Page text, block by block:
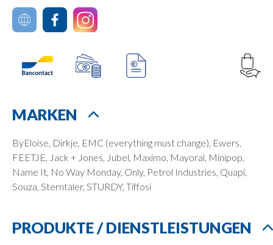
MARKEN
ByEloise, Dirkje, EMC (everything must change), Ewers,
FEETJE, Jack + Jones, Jubel, Maximo, Mayoral, Minipop,
Name It, No Way Monday, Only, Petrol Industries, Quapi,
Souza, Sterntaler, STURDY, Tiffosi
PRODUKTE / DIENSTLEISTUNGEN